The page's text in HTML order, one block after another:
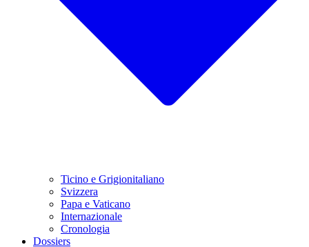
Ticino e Grigionitaliano
Svizzera
Papa e Vaticano
Internazionale
Cronologia
Dossiers